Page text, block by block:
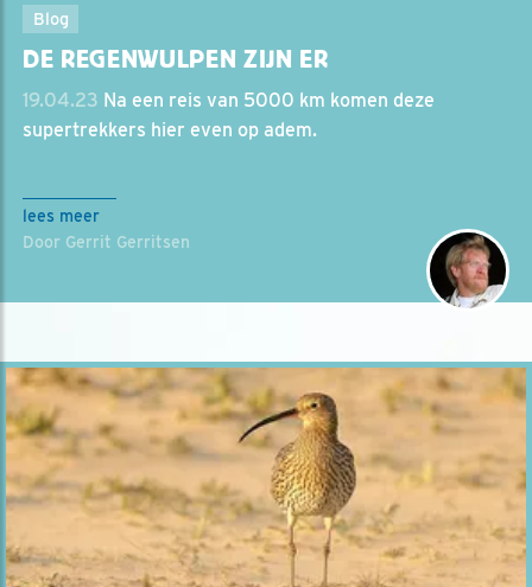
Blog
DE REGENWULPEN ZIJN ER
19.04.23 Na een reis van 5000 km komen deze
supertrekkers hier even op adem.
lees meer
Door Gerrit Gerritsen